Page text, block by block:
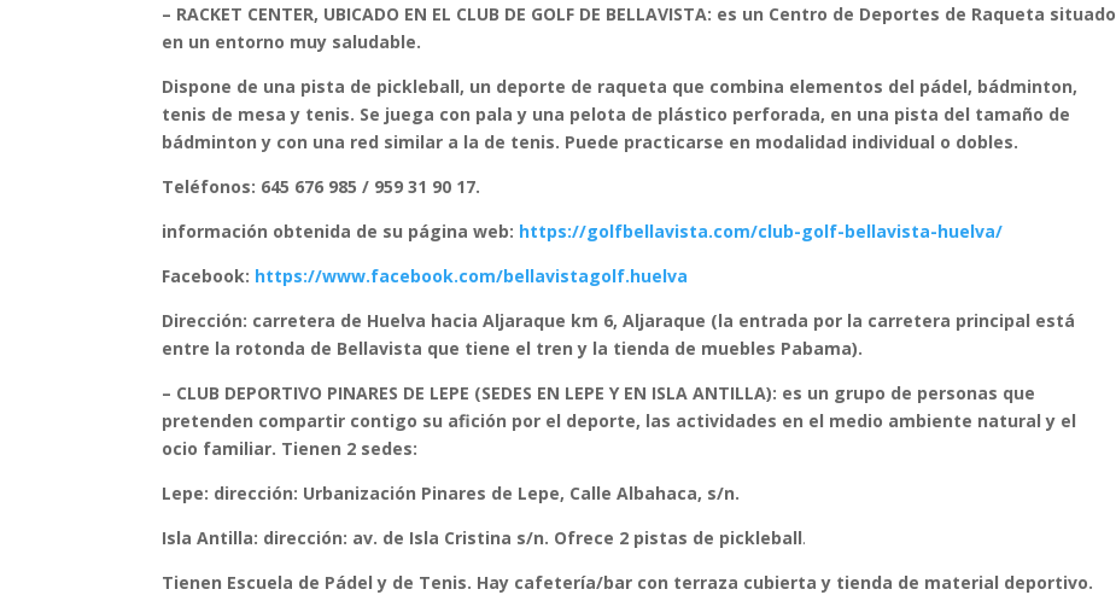
– RACKET CENTER, UBICADO EN EL CLUB DE GOLF DE BELLAVISTA: es un Centro de Deportes de Raqueta situado
en un entorno muy saludable.
Dispone de una pista de pickleball, un deporte de raqueta que combina elementos del pádel, bádminton,
tenis de mesa y tenis. Se juega con pala y una pelota de plástico perforada, en una pista del tamaño de
bádminton y con una red similar a la de tenis. Puede practicarse en modalidad individual o dobles.
Teléfonos: 645 676 985 / 959 31 90 17.
información obtenida de su página web: https://golfbellavista.com/club-golf-bellavista-huelva/
Facebook: https://www.facebook.com/bellavistagolf.huelva
Dirección: carretera de Huelva hacia Aljaraque km 6, Aljaraque (la entrada por la carretera principal está
entre la rotonda de Bellavista que tiene el tren y la tienda de muebles Pabama).
– CLUB DEPORTIVO PINARES DE LEPE (SEDES EN LEPE Y EN ISLA ANTILLA): es un grupo de personas que
pretenden compartir contigo su afición por el deporte, las actividades en el medio ambiente natural y el
ocio familiar. Tienen 2 sedes:
Lepe: dirección: Urbanización Pinares de Lepe, Calle Albahaca, s/n.
Isla Antilla: dirección: av. de Isla Cristina s/n. Ofrece 2 pistas de pickleball.
Tienen Escuela de Pádel y de Tenis. Hay cafetería/bar con terraza cubierta y tienda de material deportivo.